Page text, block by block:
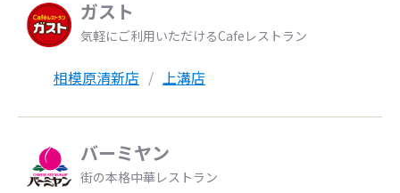
ガスト
気軽にご利用いただけるCafeレストラン
相模原清新店 上溝店
バーミヤン
街の本格中華レストラン